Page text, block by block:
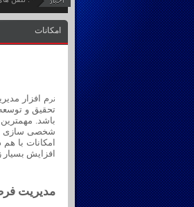
امکانات
نر
تحقیق و
باشد.
شخصی سازی
امکانات با
افزایش
مدیریت